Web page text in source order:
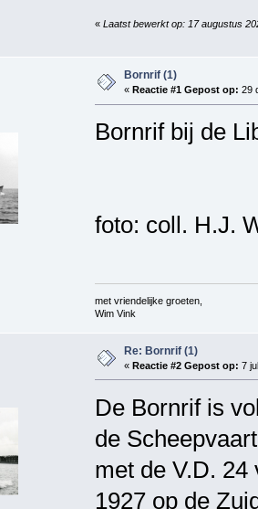
« Laatst bewerkt op: 17 augustus
Bornrif (1)
« Reactie #1 Gepost op: 29
Bornrif bij de
foto: coll. H.J.
met vriendelijke groeten,
Wim Vink
Re: Bornrif (1)
« Reactie #2 Gepost op: 7
De Bornrif is
de
met de V.D.
1927 op de